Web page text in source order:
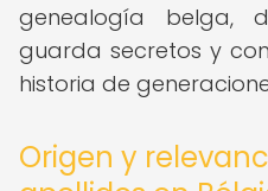
genealogía belga,
guarda secretos y
historia de
Origen y